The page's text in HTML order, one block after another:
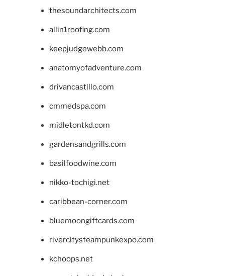
thesoundarchitects.com
allin1roofing.com
keepjudgewebb.com
anatomyofadventure.com
drivancastillo.com
cmmedspa.com
midletontkd.com
gardensandgrills.com
basilfoodwine.com
nikko-tochigi.net
caribbean-corner.com
bluemoongiftcards.com
rivercitysteampunkexpo.com
kchoops.net